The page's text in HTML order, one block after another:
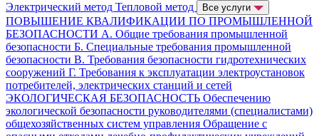
Электрический метод Тепловой метод Все услуги
ПОВЫШЕНИЕ КВАЛИФИКАЦИИ ПО ПРОМЫШЛЕННОЙ
БЕЗОПАСНОСТИ А. Общие требования промышленной
безопасности Б. Специальные требования промышленной
безопасности В. Требования безопасности гидротехнических
сооружений Г. Требования к эксплуатации электроустановок
потребителей, электрических станций и сетей
ЭКОЛОГИЧЕСКАЯ БЕЗОПАСНОСТЬ Обеспечению
экологической безопасности руководителями (специалистами)
общехозяйственных систем управления Обращение с